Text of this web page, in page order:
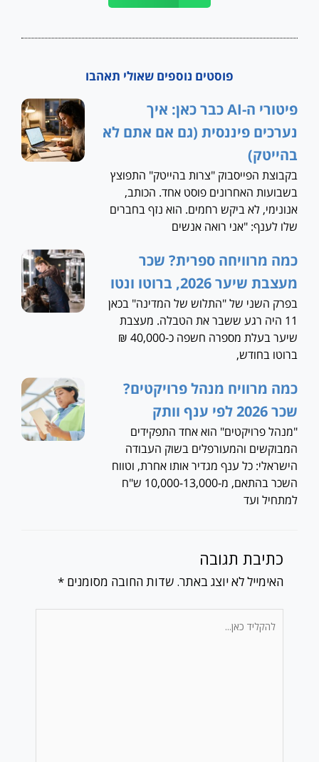
פוסטים נוספים שאולי תאהבו
פיטורי ה-AI כבר כאן: איך
נערכים פיננסית (גם אם אתם לא
בהייטק)
בקבוצת הפייסבוק "צרות בהייטק" התפוצץ
בשבועות האחרונים פוסט אחד. הכותב,
אנונימי, לא ביקש רחמים. הוא נזף בחברים
שלו לענף: "אני רואה אנשים
כמה מרוויחה ספרית? שכר
מעצבת שיער 2026, ברוטו ונטו
בפרק השני של "התלוש של המדינה" בכאן
11 היה רגע ששבר את הטבלה. מעצבת
שיער בעלת מספרה חשפה כ-40,000 ₪
ברוטו בחודש,
כמה מרוויח מנהל פרויקטים?
שכר 2026 לפי ענף וותק
"מנהל פרויקטים" הוא אחד התפקידים
המבוקשים והמעורפלים בשוק העבודה
הישראלי: כל ענף מגדיר אותו אחרת, וטווח
השכר בהתאם, מ-10,000-13,000 ש"ח
למתחיל ועד
כתיבת תגובה
האימייל לא יוצג באתר. שדות החובה מסומנים *
כאן...